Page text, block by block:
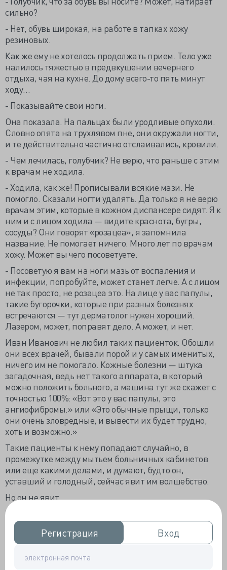
Регистрация
Регистрация Вход
Вход
сильно?
- Нет, обувь широкая, на работе в тапках хожу
резиновых.
Как же ему не хотелось продолжать прием. Тело уже
налилось тяжестью в предвкушении вечернего
отдыха, чая на кухне. До дому всего-то пять минут
ходу…
- Показывайте свои ноги.
Она показала. На пальцах были уродливые опухоли.
Словно опята на трухлявом пне, они окружали ногти,
и те действительно частично отслаивались, кровили.
- Чем лечилась, голубчик? Не верю, что раньше с этим
к врачам не ходила.
- Ходила, как же! Прописывали всякие мази. Не
помогло. Сказали ногти удалять. Да только я не верю
врачам этим, которые в кожном диспансере сидят. Я к
ним и с лицом ходила — видите краснота, бугры,
сосуды? Они говорят «розацеа», я запомнила
название. Не помогает ничего. Много лет по врачам
хожу. Может вы чего посоветуете.
- Посоветую я вам на ноги мазь от воспаления и
инфекции, попробуйте, может станет легче. А с лицом
не так просто, не розацеа это. На лице у вас папулы,
такие бугорочки, которые при разных болезнях
встречаются — тут дерматолог нужен хороший.
Лазером, может, поправят дело. А может, и нет.
Иван Иванович не любил таких пациенток. Обошли
они всех врачей, бывали порой и у самых именитых,
ничего им не помогало. Кожные болезни — штука
загадочная, ведь нет такого аппарата, в который
можно положить больного, а машина тут же скажет с
точностью 100%: «Вот это у вас папулы, это
ангиофибромы.» или «Это обычные прыщи, только
они очень зловредные, и вывести их будет трудно,
хоть и возможно.»
Такие пациенты к нему попадают случайно, в
промежутке между мытьем больничных кабинетов
или еще какими делами, и думают, будто он,
уставший и голодный, сейчас явит им волшебство.
Но он не явит.
Ногти на ногах у тетки выглядят жутко. А лицо —
некрасивое, бугристое, красное. «Спитое», как в
рассказах русских классиков. Да и странненькая она.
Не от мира сего. Критика низковата у нее и к себе, и к
ситуации в целом.